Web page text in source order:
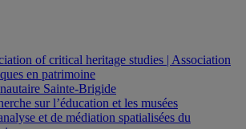
of critical heritage studies | Association
en patrimoine
Sainte-Brigide
sur l’éducation et les musées
et de médiation spatialisées du